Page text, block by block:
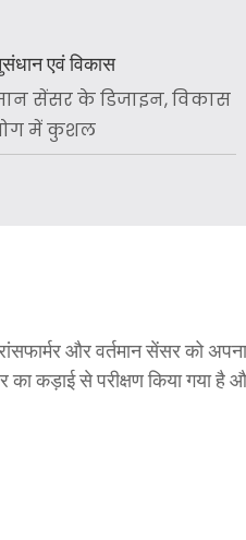
एवं विकास
सेंसर के डिजाइन, विकास
में कुशल
ट्रांसफार्मर और वर्तमान सेंसर को
कड़ाई से परीक्षण किया गया है